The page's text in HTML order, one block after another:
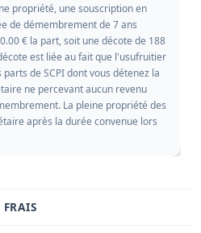
propriété, une souscription en
de démembrement de 7 ans
€ la part, soit une décote de 188
est liée au fait que l'usufruitier
de SCPI dont vous détenez la
ne percevant aucun revenu
La pleine propriété des
après la durée convenue lors
FRAIS